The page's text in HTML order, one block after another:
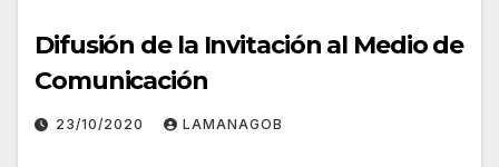
Difusión de la Invitación al Medio de
Comunicación
23/10/2020 LAMANAGOB